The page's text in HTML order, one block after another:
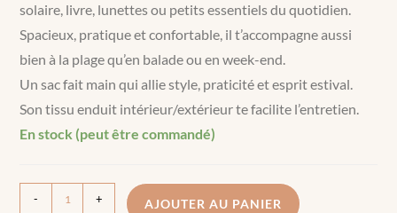
solaire, livre, lunettes ou petits essentiels du quotidien.
Spacieux, pratique et confortable, il t’accompagne aussi
bien à la plage qu’en balade ou en week-end.
Un sac fait main qui allie style, praticité et esprit estival.
Son tissu enduit intérieur/extérieur te facilite l’entretien.
En stock (peut être commandé)
- + AJOUTER AU PANIER